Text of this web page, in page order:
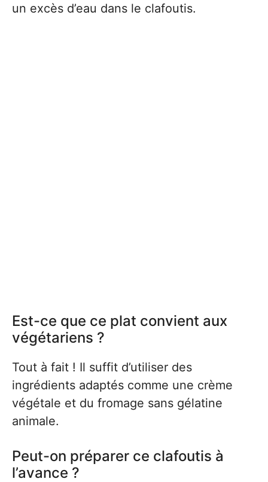
un excès d’eau dans le clafoutis.
Est-ce que ce plat convient aux
végétariens ?
Tout à fait ! Il suffit d’utiliser des
ingrédients adaptés comme une crème
végétale et du fromage sans gélatine
animale.
Peut-on préparer ce clafoutis à
l’avance ?